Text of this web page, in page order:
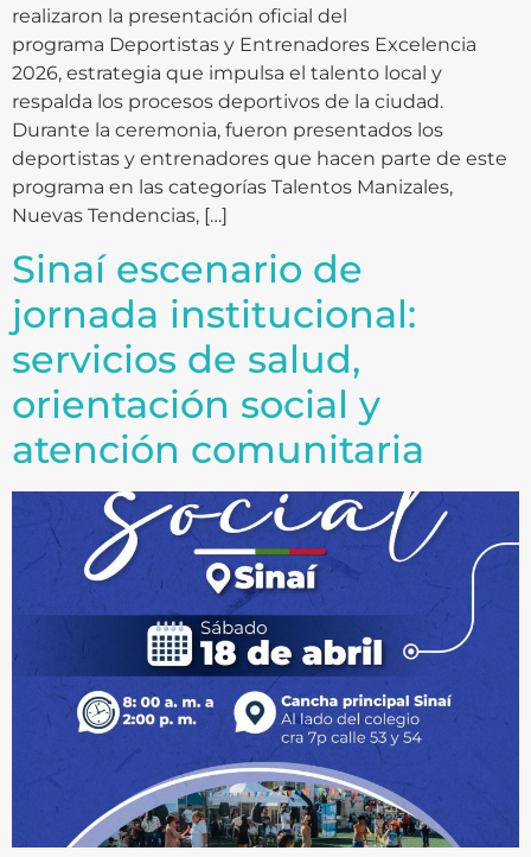
realizaron la presentación oficial del
programa Deportistas y Entrenadores Excelencia
2026, estrategia que impulsa el talento local y
respalda los procesos deportivos de la ciudad.
Durante la ceremonia, fueron presentados los
deportistas y entrenadores que hacen parte de este
programa en las categorías Talentos Manizales,
Nuevas Tendencias, […]
Sinaí escenario de
jornada institucional:
servicios de salud,
orientación social y
atención comunitaria